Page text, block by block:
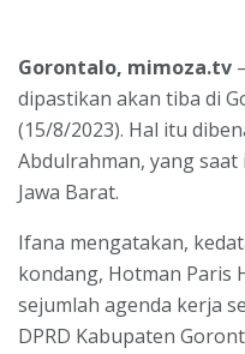
Gorontalo, mimoza.tv
dipastikan akan tiba di
(15/8/2023). Hal itu
Abdulrahman, yang
Jawa Barat.
Ifana mengatakan,
kondang, Hotman Paris
sejumlah agenda kerja
DPRD Kabupaten